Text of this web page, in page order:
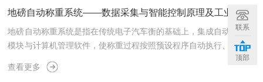
角，将局部受力转化为标准mV/V信号，是自动配料、定量包装及检
重秤的核心感知元件。传感机理与模块构成PM模块中的传感器多为
悬...
地磅自动称重系统——数据采集与智能控制原理及工业应用
地磅自动称重系统是指在传统电子汽车衡的基础上，集成自动化控制
模块与计算机管理软件，使称重过程按照预设程序自动执行、数据自
动采集与存储的系统。它侧重于称重环节的自动化控制（如自动读取
重量、自动打印磅单、自动区分皮重/毛重），既可以作为无人值守
查看更多
联系
顶部